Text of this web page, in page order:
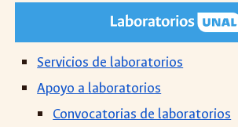
Servicios de laboratorios
Apoyo a laboratorios
Convocatorias de laboratorios